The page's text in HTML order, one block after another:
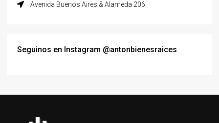
Avenida Buenos Aires & Alameda 206.
Seguinos en Instagram @antonbienesraices